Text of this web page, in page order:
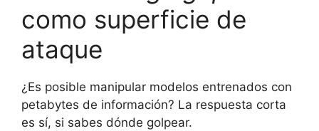
como superficie de
ataque
¿Es posible manipular modelos entrenados con
petabytes de información? La respuesta corta
es sí, si sabes dónde golpear.